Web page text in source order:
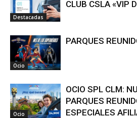
Destacadas
CLUB CSLA «VIP
Ocio
PARQUES
Ocio
OCIO SPL CLM:
PARQUES
ESPECIALES